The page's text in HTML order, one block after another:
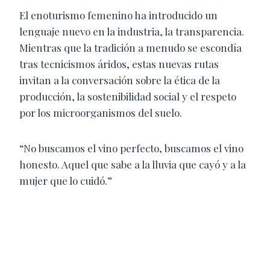
El enoturismo femenino ha introducido un
lenguaje nuevo en la industria, la transparencia.
Mientras que la tradición a menudo se escondía
tras tecnicismos áridos, estas nuevas rutas
invitan a la conversación sobre la ética de la
producción, la sostenibilidad social y el respeto
por los microorganismos del suelo.
“No buscamos el vino perfecto, buscamos el vino
honesto. Aquel que sabe a la lluvia que cayó y a la
mujer que lo cuidó.”